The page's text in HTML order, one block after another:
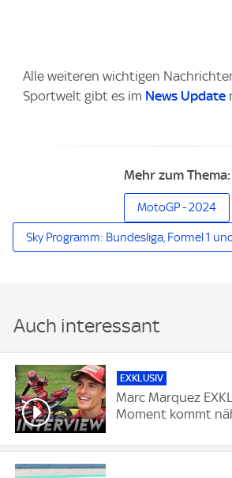
Alle weiteren wichtigen
Sportwelt gibt es im News Update
Mehr zum Thema:
MotoGP - 2024
Sky Programm: Bundesliga, Formel 1
Auch interessant
EXKLUSIV
Marc Marquez
Moment kommt